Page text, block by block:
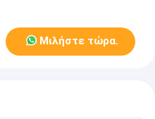
Μιλήστε τώρα.